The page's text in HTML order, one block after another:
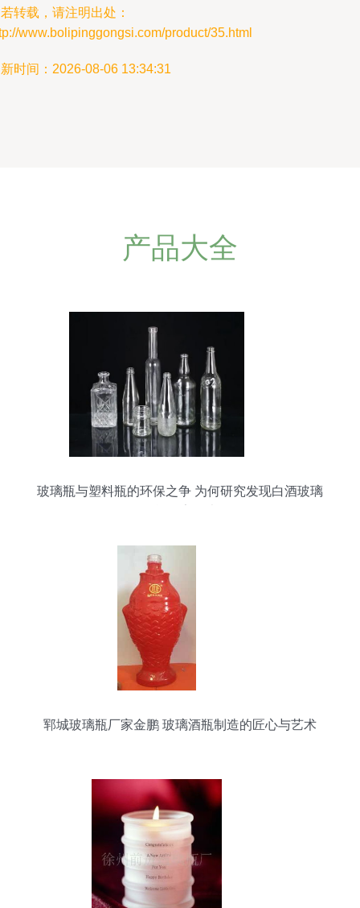
转载，请注明出处：
www.bolipinggongsi.com/product/35.html
时间：2026-08-06 13:34:31
产品大全
玻璃瓶与塑料瓶的环保之争 为何研究发现白酒玻璃
郓城玻璃瓶厂家金鹏 玻璃酒瓶制造的匠心与艺术